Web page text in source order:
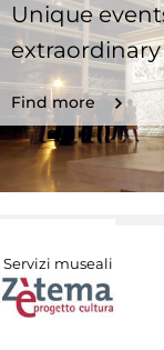
Unique
Find more
Servizi museali